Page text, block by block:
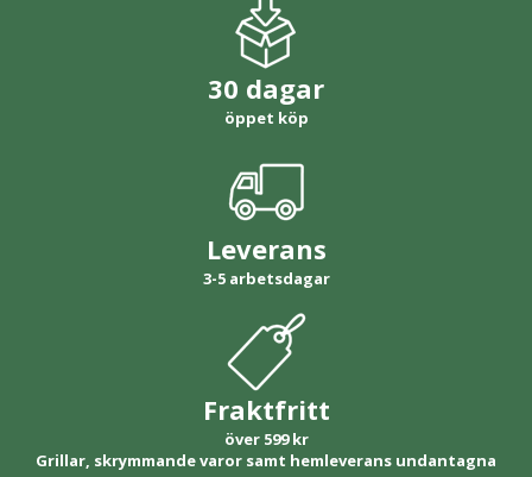
30 dagar
öppet köp
Leverans
3-5 arbetsdagar
Fraktfritt
över 599 kr
Grillar, skrymmande varor samt hemleverans undantagna